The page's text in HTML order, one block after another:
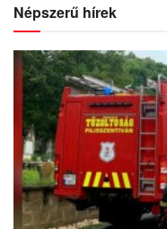
Népszerű hírek